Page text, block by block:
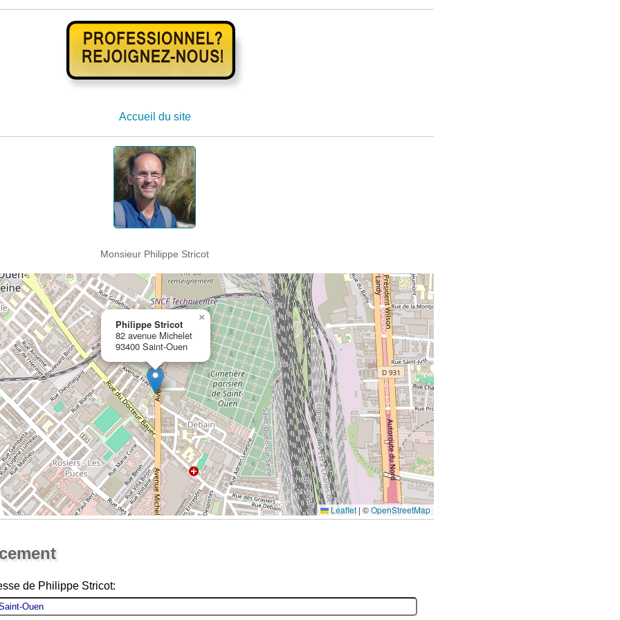
Accueil du site
Monsieur Philippe Stricot
Philippe Stricot
82 avenue Michelet
93400 Saint-Ouen
×
Leaflet | ©OpenStreetMap
de Philippe Stricot: